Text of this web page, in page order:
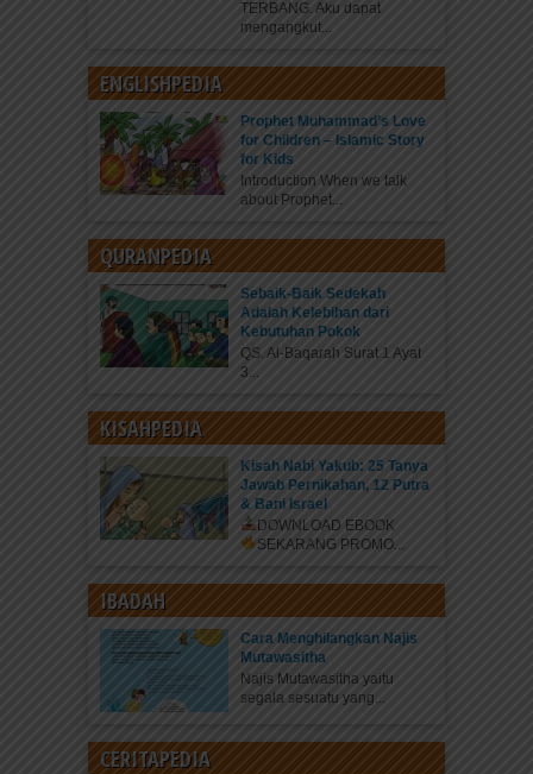
TERBANG. Aku dapat
mengangkut...
ENGLISHPEDIA
Prophet Muhammad’s Love
for Children – Islamic Story
for Kids
Introduction When we talk
about Prophet...
QURANPEDIA
Sebaik-Baik Sedekah
Adalah Kelebihan dari
Kebutuhan Pokok
QS. Al-Baqarah Surat 1 Ayat
3...
KISAHPEDIA
Kisah Nabi Yakub: 25 Tanya
Jawab Pernikahan, 12 Putra
& Bani Israel
DOWNLOAD EBOOK
SEKARANG PROMO...
IBADAH
Cara Menghilangkan Najis
Mutawasitha
Najis Mutawasitha yaitu
segala sesuatu yang...
CERITAPEDIA